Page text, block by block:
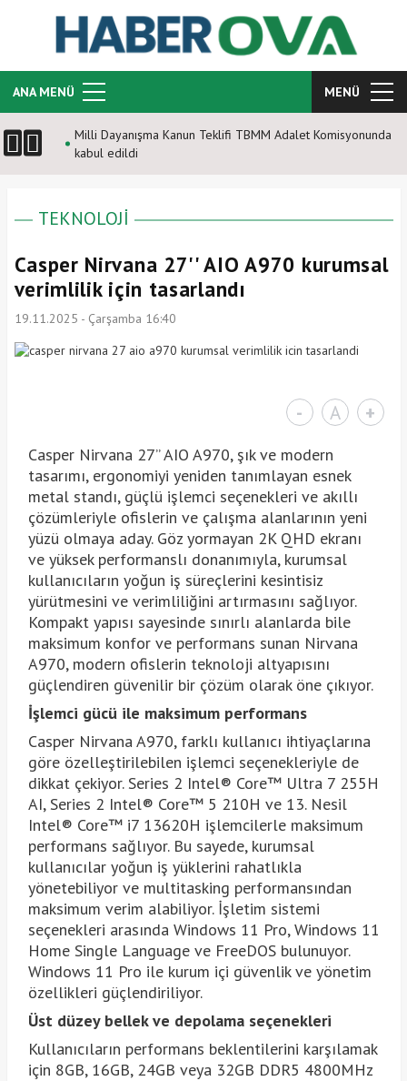
ANA MENÜ MENÜ
Milli Dayanışma Kanun Teklifi TBMM Adalet Komisyonunda
kabul edildi
TEKNOLOJİ
Casper Nirvana 27'' AIO A970 kurumsal
verimlilik için tasarlandı
19.11.2025 - Çarşamba 16:40
- A +
Casper Nirvana 27” AIO A970, şık ve modern
tasarımı, ergonomiyi yeniden tanımlayan esnek
metal standı, güçlü işlemci seçenekleri ve akıllı
çözümleriyle ofislerin ve çalışma alanlarının yeni
yüzü olmaya aday. Göz yormayan 2K QHD ekranı
ve yüksek performanslı donanımıyla, kurumsal
kullanıcıların yoğun iş süreçlerini kesintisiz
yürütmesini ve verimliliğini artırmasını sağlıyor.
Kompakt yapısı sayesinde sınırlı alanlarda bile
maksimum konfor ve performans sunan Nirvana
A970, modern ofislerin teknoloji altyapısını
güçlendiren güvenilir bir çözüm olarak öne çıkıyor.
İşlemci gücü ile maksimum performans
Casper Nirvana A970, farklı kullanıcı ihtiyaçlarına
göre özelleştirilebilen işlemci seçenekleriyle de
dikkat çekiyor. Series 2 Intel® Core™ Ultra 7 255H
AI, Series 2 Intel® Core™ 5 210H ve 13. Nesil
Intel® Core™ i7 13620H işlemcilerle maksimum
performans sağlıyor. Bu sayede, kurumsal
kullanıcılar yoğun iş yüklerini rahatlıkla
yönetebiliyor ve multitasking performansından
maksimum verim alabiliyor. İşletim sistemi
seçenekleri arasında Windows 11 Pro, Windows 11
Home Single Language ve FreeDOS bulunuyor.
Windows 11 Pro ile kurum içi güvenlik ve yönetim
özellikleri güçlendiriliyor.
Üst düzey bellek ve depolama seçenekleri
Kullanıcıların performans beklentilerini karşılamak
için 8GB, 16GB, 24GB veya 32GB DDR5 4800MHz